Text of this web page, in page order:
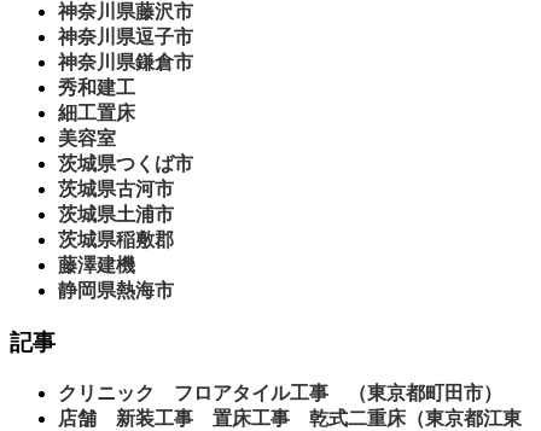
神奈川県藤沢市
神奈川県逗子市
神奈川県鎌倉市
秀和建工
細工置床
美容室
茨城県つくば市
茨城県古河市
茨城県土浦市
茨城県稲敷郡
藤澤建機
静岡県熱海市
記事
クリニック フロアタイル工事 （東京都町田市）
店舗 新装工事 置床工事 乾式二重床（東京都江東